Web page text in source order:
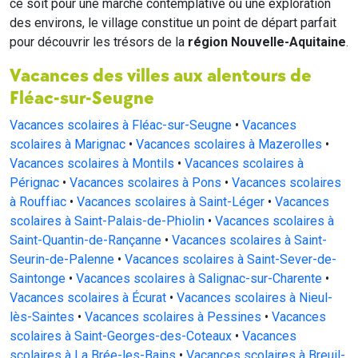
ce soit pour une marche contemplative ou une exploration
des environs, le village constitue un point de départ parfait
pour découvrir les trésors de la région Nouvelle-Aquitaine.
Vacances des villes aux alentours de
Fléac-sur-Seugne
Vacances scolaires à Fléac-sur-Seugne • Vacances
scolaires à Marignac • Vacances scolaires à Mazerolles •
Vacances scolaires à Montils • Vacances scolaires à
Pérignac • Vacances scolaires à Pons • Vacances scolaires
à Rouffiac • Vacances scolaires à Saint-Léger • Vacances
scolaires à Saint-Palais-de-Phiolin • Vacances scolaires à
Saint-Quantin-de-Rançanne • Vacances scolaires à Saint-
Seurin-de-Palenne • Vacances scolaires à Saint-Sever-de-
Saintonge • Vacances scolaires à Salignac-sur-Charente •
Vacances scolaires à Écurat • Vacances scolaires à Nieul-
lès-Saintes • Vacances scolaires à Pessines • Vacances
scolaires à Saint-Georges-des-Coteaux • Vacances